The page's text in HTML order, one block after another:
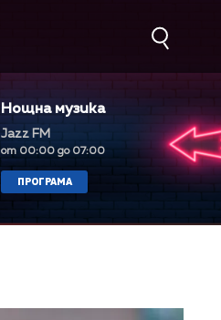
Нощна музика
Jazz FM
от 00:00 до 07:00
ПРОГРАМА